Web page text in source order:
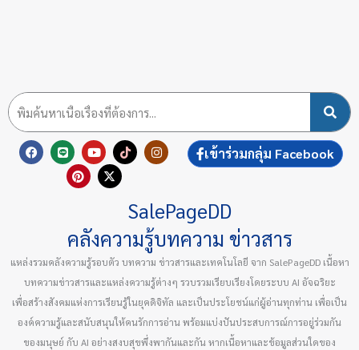
F
a
L
i
n
e
Y
o
u
t
T
i
k
I
n
g
r
m
P
n
t
t
X
t
w
r
เข้าร่วมกลุ่ม Facebook
SalePageDD
คลังความรู้บทความ ข่าวสาร
แหล่งรวมคลังความรู้รอบตัว บทความ ข่าวสารและเทคโนโลยี จาก SalePageDD เนื้อหา
บทความข่าวสารและแหล่งความรู้ต่างๆ รวบรวมเรียบเรียงโดยระบบ AI อัจฉริยะ
เพื่อสร้างสังคมแห่งการเรียนรู้ในยุคดิจิทัล และเป็นประโยชน์แก่ผู้อ่านทุกท่าน เพื่อเป็น
องค์ความรู้และสนับสนุนให้คนรักการอ่าน พร้อมแบ่งปันประสบการณ์การอยู่ร่วมกัน
ของมนุษย์ กับ AI อย่างสงบสุขพึ่งพากันและกัน หากเนื้อหาและข้อมูลส่วนใดของ